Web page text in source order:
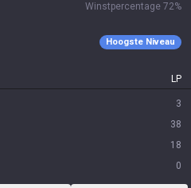
Winstpercentage 72%
Hoogste Niveau
LP
3
38
18
0